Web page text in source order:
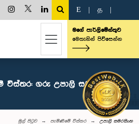
E த
මගේ පාර්ලිමේන්තුව
මෙතැනින් පිවිසෙන්න
විස්තර: ගරු උපාලි සමරසිංහ
මුල් පිටුව පැමිණීමේ විස්තර උපාලි සමරසිංහ